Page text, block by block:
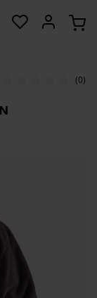
(0)